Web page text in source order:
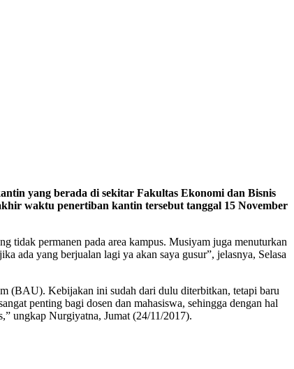
yang berada di sekitar Fakultas Ekonomi dan Bisnis
waktu penertiban kantin tersebut tanggal 15 November
tidak permanen pada area kampus. Musiyam juga menuturkan
ada yang berjualan lagi ya akan saya gusur”, jelasnya, Selasa
(BAU). Kebijakan ini sudah dari dulu diterbitkan, tetapi baru
penting bagi dosen dan mahasiswa, sehingga dengan hal
ungkap Nurgiyatna, Jumat (24/11/2017).